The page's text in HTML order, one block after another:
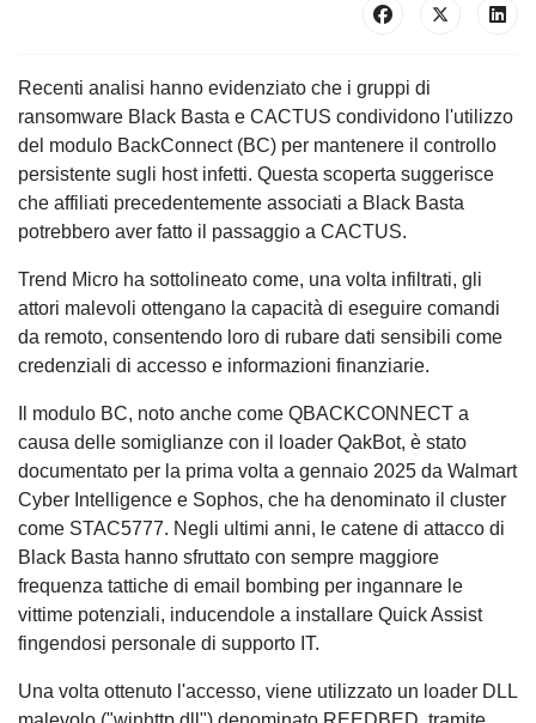
Recenti analisi hanno evidenziato che i gruppi di
ransomware Black Basta e CACTUS condividono l'utilizzo
del modulo BackConnect (BC) per mantenere il controllo
persistente sugli host infetti. Questa scoperta suggerisce
che affiliati precedentemente associati a Black Basta
potrebbero aver fatto il passaggio a CACTUS.
Trend Micro ha sottolineato come, una volta infiltrati, gli
attori malevoli ottengano la capacità di eseguire comandi
da remoto, consentendo loro di rubare dati sensibili come
credenziali di accesso e informazioni finanziarie.
Il modulo BC, noto anche come QBACKCONNECT a
causa delle somiglianze con il loader QakBot, è stato
documentato per la prima volta a gennaio 2025 da Walmart
Cyber Intelligence e Sophos, che ha denominato il cluster
come STAC5777. Negli ultimi anni, le catene di attacco di
Black Basta hanno sfruttato con sempre maggiore
frequenza tattiche di email bombing per ingannare le
vittime potenziali, inducendole a installare Quick Assist
fingendosi personale di supporto IT.
Una volta ottenuto l'accesso, viene utilizzato un loader DLL